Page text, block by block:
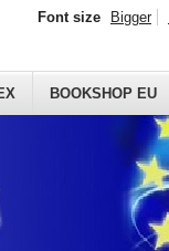
BOOKSHOP EU
Font size Bigger